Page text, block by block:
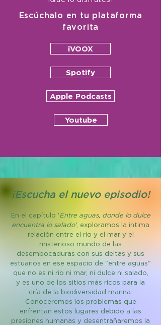
Escúchalo en tu plataforma
favorita
iVOOX
Spotify
Apple Podcasts
Youtube
¡Escucha el nuevo episodio!
En el capítulo 'Entre aguas, donde lo dulce
encuentra lo salado', exploramos la íntima
relación entre el río y el mar y el
misterioso mundo de las
desembocaduras con sus deltas y sus
estuarios en ese espacio de "entre aguas"
que no es ni río ni mar, ni dulce ni salado,
y es uno de los sitios más ricos para la
cría de la biodiversidad marina.
Conoceremos los problemas que
enfrentan estos lugares debido a las
presiones humanas y desentrañaremos la